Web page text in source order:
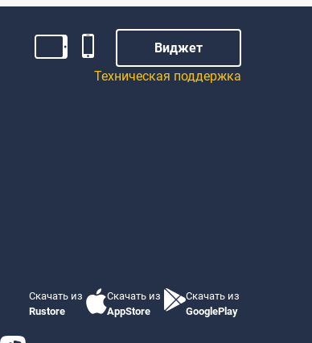
Виджет
Техническая поддержка
Скачать из
Rustore
Скачать из
AppStore
Скачать из
GooglePlay